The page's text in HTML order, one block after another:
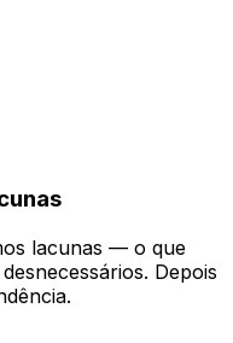
lacunas — o que
Depois